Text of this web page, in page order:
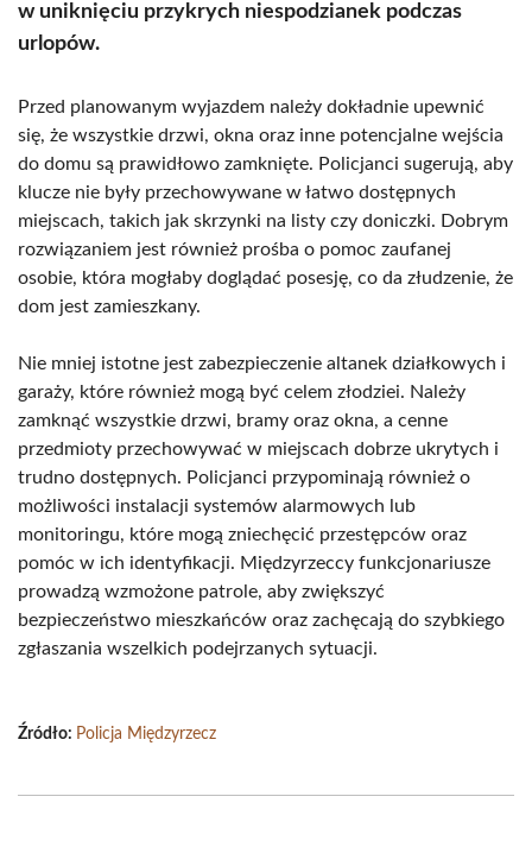
w uniknięciu przykrych niespodzianek podczas
urlopów.
Przed planowanym wyjazdem należy dokładnie upewnić
się, że wszystkie drzwi, okna oraz inne potencjalne wejścia
do domu są prawidłowo zamknięte. Policjanci sugerują, aby
klucze nie były przechowywane w łatwo dostępnych
miejscach, takich jak skrzynki na listy czy doniczki. Dobrym
rozwiązaniem jest również prośba o pomoc zaufanej
osobie, która mogłaby doglądać posesję, co da złudzenie, że
dom jest zamieszkany.
Nie mniej istotne jest zabezpieczenie altanek działkowych i
garaży, które również mogą być celem złodziei. Należy
zamknąć wszystkie drzwi, bramy oraz okna, a cenne
przedmioty przechowywać w miejscach dobrze ukrytych i
trudno dostępnych. Policjanci przypominają również o
możliwości instalacji systemów alarmowych lub
monitoringu, które mogą zniechęcić przestępców oraz
pomóc w ich identyfikacji. Międzyrzeccy funkcjonariusze
prowadzą wzmożone patrole, aby zwiększyć
bezpieczeństwo mieszkańców oraz zachęcają do szybkiego
zgłaszania wszelkich podejrzanych sytuacji.
Źródło: Policja Międzyrzecz